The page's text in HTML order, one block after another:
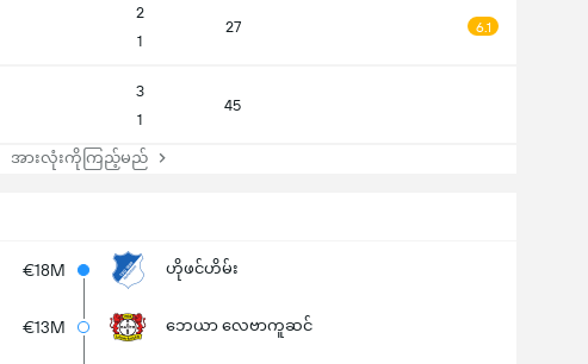
2
1
27 6.1
3
1
45
အားလုံးကိုကြည့်မည်
€18M ဟိုဖင်ဟိမ်း
€13M ဘေယာ လေဗာကူဆင်